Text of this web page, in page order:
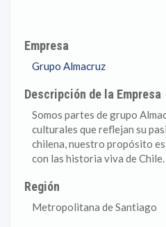
Empresa
Grupo Almacruz
Descripción de la Empresa
Somos partes de grupo
culturales que reflejan su
chilena, nuestro propósito
con las historia viva de Chile.
Región
Metropolitana de Santiago